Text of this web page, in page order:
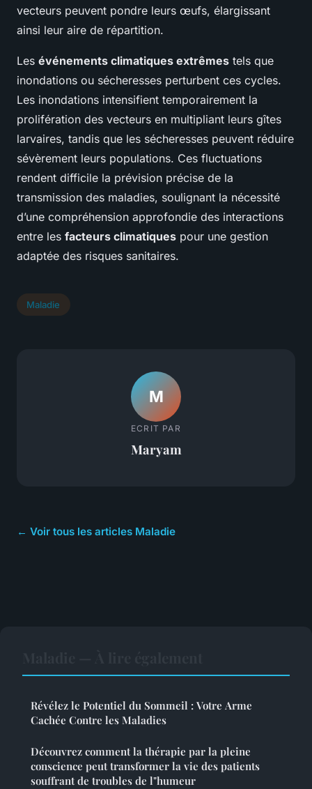
vecteurs peuvent pondre leurs œufs, élargissant
ainsi leur aire de répartition.
Les événements climatiques extrêmes tels que
inondations ou sécheresses perturbent ces cycles.
Les inondations intensifient temporairement la
prolifération des vecteurs en multipliant leurs gîtes
larvaires, tandis que les sécheresses peuvent réduire
sévèrement leurs populations. Ces fluctuations
rendent difficile la prévision précise de la
transmission des maladies, soulignant la nécessité
d’une compréhension approfondie des interactions
entre les facteurs climatiques pour une gestion
adaptée des risques sanitaires.
Maladie
M
ECRIT PAR
Maryam
← Voir tous les articles Maladie
Révélez le Potentiel du Sommeil : Votre Arme
Cachée Contre les Maladies
Découvrez comment la thérapie par la pleine
conscience peut transformer la vie des patients
souffrant de troubles de l"humeur